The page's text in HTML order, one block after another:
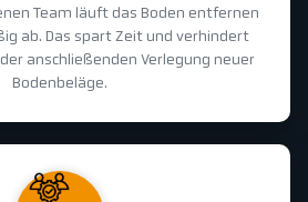
Team läuft das Boden entfernen
ab. Das spart Zeit und verhindert
anschließenden Verlegung neuer
Bodenbeläge.